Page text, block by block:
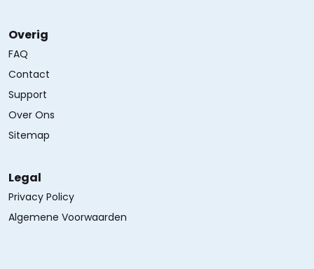
Overig
FAQ
Contact
Support
Over Ons
Sitemap
Legal
Privacy Policy
Algemene Voorwaarden